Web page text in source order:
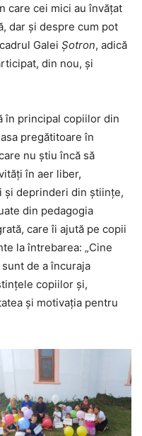
care cei mici au învățat
dar și despre cum pot
Galei Șotron, adică
din nou, și
în principal copiilor din
pregătitoare în
nu știu încă să
în aer liber,
și deprinderi din științe,
din pedagogia
care îi ajută pe copii
la întrebarea: „Cine
de a încuraja
copiilor și,
și motivația pentru